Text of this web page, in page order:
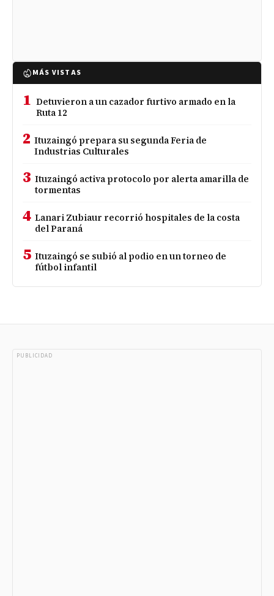
MÁS VISTAS
1 Detuvieron a un cazador furtivo armado en la
Ruta 12
2 Ituzaingó prepara su segunda Feria de
Industrias Culturales
3 Ituzaingó activa protocolo por alerta amarilla de
tormentas
4 Lanari Zubiaur recorrió hospitales de la costa
del Paraná
5 Ituzaingó se subió al podio en un torneo de
fútbol infantil
PUBLICIDAD